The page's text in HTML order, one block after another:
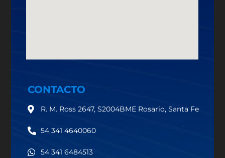
CONTACTO
R. M. Ross 2647, S2004BME Rosario, Santa Fe
54 341 4640060
54 341 6484513